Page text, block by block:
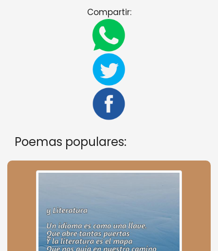
Compartir:
Poemas populares: